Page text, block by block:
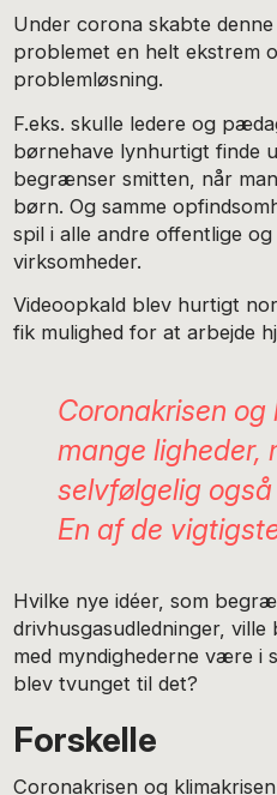
Under corona skabte
problemet en helt ekstrem
problemløsning.
F.eks. skulle ledere og
børnehave lynhurtigt finde
begrænser smitten, når
børn. Og samme
spil i alle andre offentlige
virksomheder.
Videoopkald blev hurtigt
fik mulighed for at arbejde
Coronakrisen
mange ligheder,
selvfølgelig
En af de
Hvilke nye idéer, som
drivhusgasudledninger, ville
med myndighederne være i
blev tvunget til det?
Forskelle
Coronakrisen og